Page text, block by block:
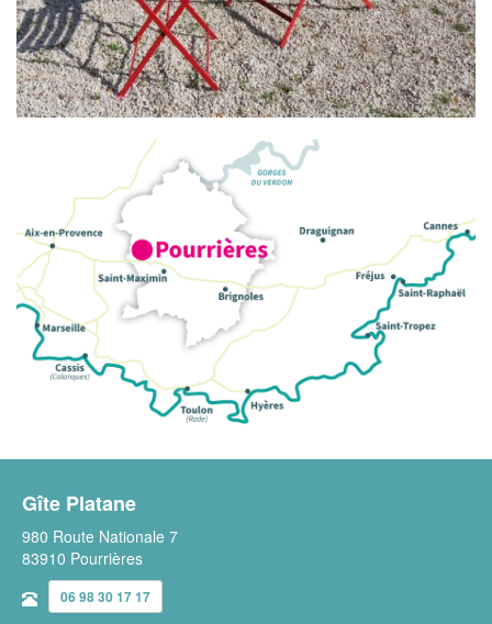
Gîte Platane
980 Route Nationale 7
83910 Pourrières
06 98 30 17 17